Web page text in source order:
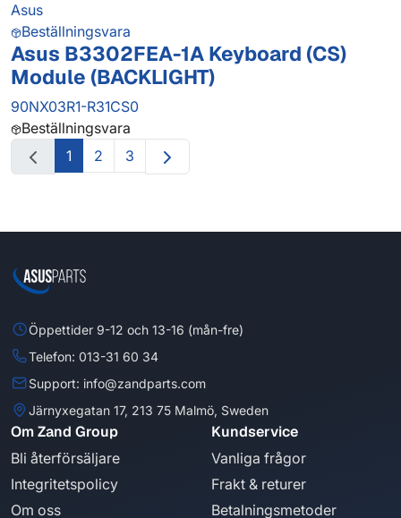
Asus
Beställningsvara
Asus B3302FEA-1A Keyboard (CS)
Module (BACKLIGHT)
90NX03R1-R31CS0
Beställningsvara
1
2 3
Öppettider 9-12 och 13-16 (mån-fre)
Telefon: 013-31 60 34
Support: info@zandparts.com
Järnyxegatan 17, 213 75 Malmö, Sweden
Om Zand Group
Bli återförsäljare
Integritetspolicy
Om oss
Kundservice
Vanliga frågor
Frakt & returer
Betalningsmetoder